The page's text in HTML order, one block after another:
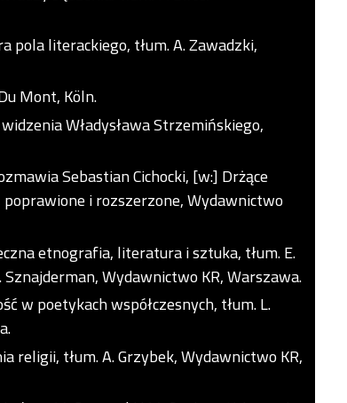
pola literackiego, tłum. A. Zawadzki,
Mont, Köln.
Władysława Strzemińskiego,
Sebastian Cichocki, [w:] Drżące
i rozszerzone, Wydawnictwo
etnografia, literatura i sztuka, tłum. E.
Sznajderman, Wydawnictwo KR, Warszawa.
w poetykach współczesnych, tłum. L.
religii, tłum. A. Grzybek, Wydawnictwo KR,